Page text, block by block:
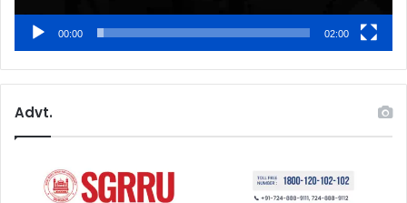
00:00 02:00
Advt.